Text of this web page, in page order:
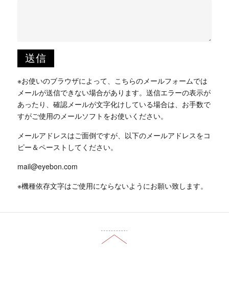
※お使いのブラウザによって、こちらのメールフォームでは
メールが送信できない場合があります。送信エラーの表示が
あったり、確認メールが文字化けしている場合は、お手数で
すがご使用のメールソフトをお使いください。
メールアドレスはご面倒ですが、以下のメールアドレスをコ
ピー＆ペーストしてください。
mail@eyebon.com
※機種依存文字はご使用にならないようにお願い致します。